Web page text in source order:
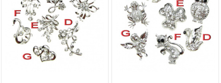
analýzu a
marketing.
Můžete
souhlasit s
použitím
cookies